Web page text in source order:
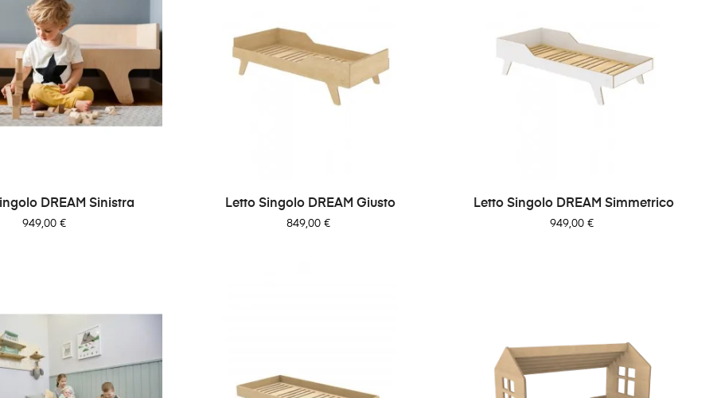
DREAM Sinistra
Prezzo
949,00 €
Letto Singolo DREAM Giusto
Prezzo
849,00 €
Letto Singolo DREAM Simmetrico
Prezzo
949,00 €